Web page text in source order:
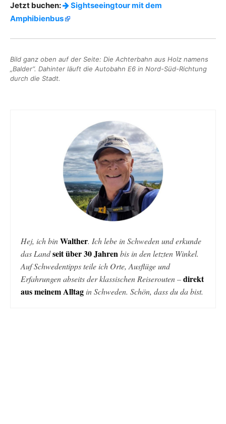
Jetzt buchen:
Sightseeingtour mit dem
Amphibienbus
Bild ganz oben auf der Seite: Die Achterbahn aus Holz namens
„Balder“. Dahinter läuft die Autobahn E6 in Nord-Süd-Richtung
durch die Stadt.
Hej, ich binWalther. Ich lebe in Schweden und erkunde
das Landseit über 30 Jahrenbis in den letzten Winkel.
Auf Schwedentipps teile ich Orte, Ausflüge und
Erfahrungen abseits der klassischen Reiserouten –direkt
aus meinem Alltag in Schweden. Schön, dass du da bist.